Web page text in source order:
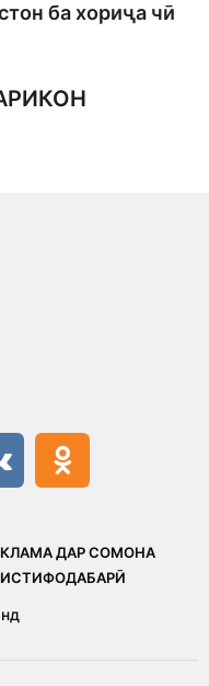
ба хориҷа чӣ
ДАР СОМОНА